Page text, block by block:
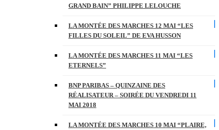
GRAND BAIN” PHILIPPE LELOUCHE
LA MONTÉE DES MARCHES 12 MAI “LES
FILLES DU SOLEIL” DE EVA HUSSON
LA MONTÉE DES MARCHES 11 MAI “LES
ETERNELS”
BNP PARIBAS – QUINZAINE DES
RÉALISATEUR – SOIRÉE DU VENDREDI 11
MAI 2018
LA MONTÉE DES MARCHES 10 MAI “PLAIRE,